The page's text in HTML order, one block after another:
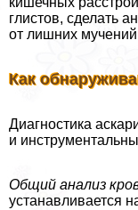
глистов, сделать
от лишних
Как
Диагностика
и
Общий анализ
устанавливается